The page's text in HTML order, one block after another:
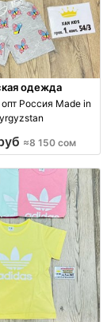
одежда
in
≈8 150 сом